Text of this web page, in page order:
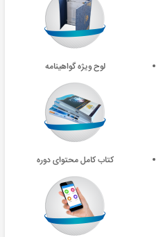
لوح ویژه گواهینامه
کتاب کامل محتوای دوره